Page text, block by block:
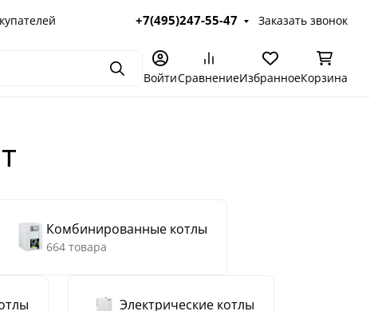
+7(495)247-55-47 Заказать звонок
ПоискВойтиСравнениеИзбранноеКорзина
Комбинированные котлы
664 товара
Электрические котлы